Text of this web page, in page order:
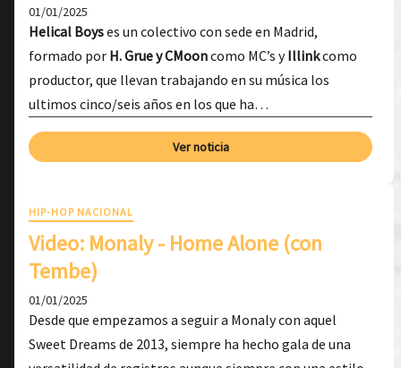
01/01/2025
Helical Boyses un colectivo con sede en Madrid,
formado por H. Grue y CMooncomo MC’s yIllinkcomo
productor, que llevan trabajando en su música los
ultimos cinco/seis años en los que ha…
Ver noticia
HIP-HOP NACIONAL
Video: Monaly - Home Alone (con
Tembe)
01/01/2025
Desde que empezamos a seguir a Monaly con aquel
Sweet Dreams de 2013, siempre ha hecho gala de una